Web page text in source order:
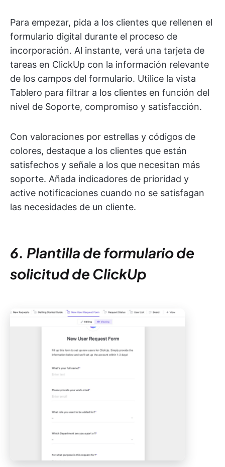
Para empezar, pida a los clientes que rellenen el
formulario digital durante el proceso de
incorporación. Al instante, verá una tarjeta de
tareas en ClickUp con la información relevante
de los campos del formulario. Utilice la vista
Tablero para filtrar a los clientes en función del
nivel de Soporte, compromiso y satisfacción.
Con valoraciones por estrellas y códigos de
colores, destaque a los clientes que están
satisfechos y señale a los que necesitan más
soporte. Añada indicadores de prioridad y
active notificaciones cuando no se satisfagan
las necesidades de un cliente.
6. Plantilla de formulario de
solicitud de ClickUp